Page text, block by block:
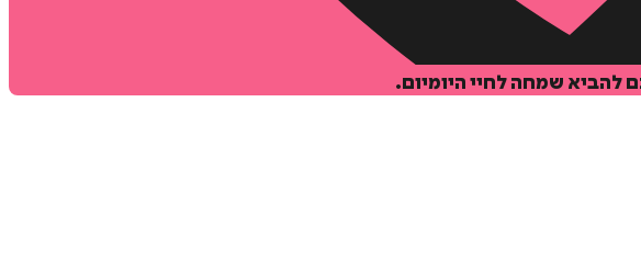
להביא שמחה לחיי היומיום.